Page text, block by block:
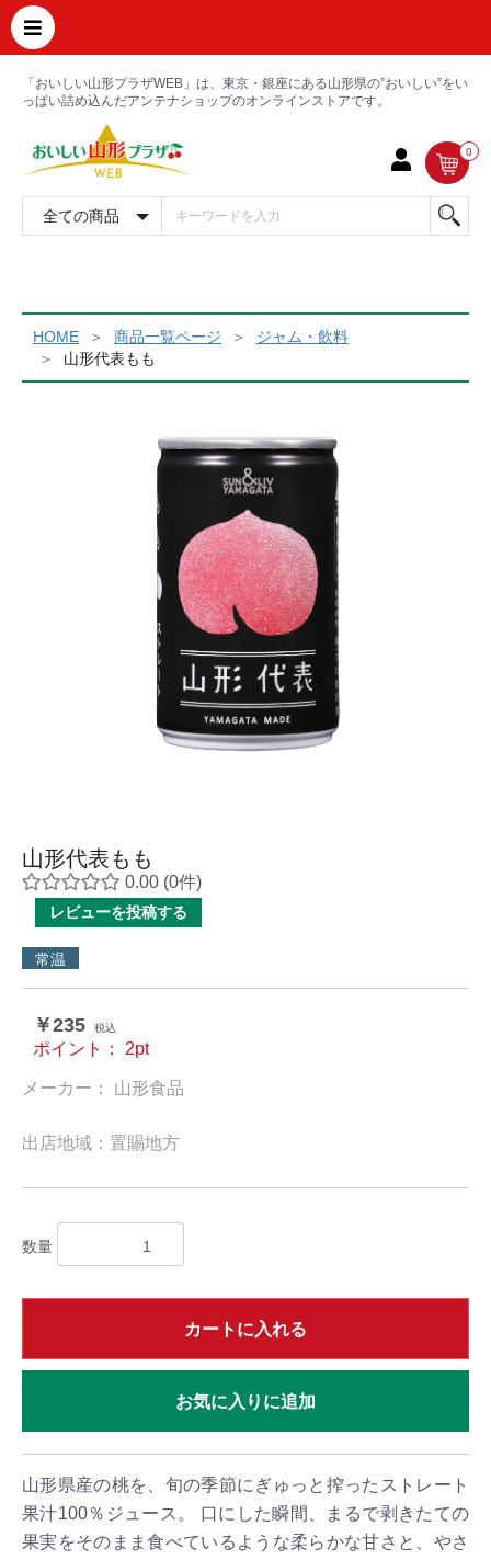
「おいしい山形プラザWEB」は、東京・銀座にある山形県の”おいしい”をい
っぱい詰め込んだアンテナショップのオンラインストアです。
0
HOME 商品一覧ページ
ジャム・飲料
山形代表もも
山形代表もも
0.00 (0件)
レビューを投稿する
常温
￥235 税込
ポイント： 2pt
メーカー： 山形食品
出店地域：置賜地方
数量
カートに入れる
お気に入りに追加
山形県産の桃を、旬の季節にぎゅっと搾ったストレート
果汁100％ジュース。 口にした瞬間、まるで剥きたての
果実をそのまま食べているような柔らかな甘さと、やさ